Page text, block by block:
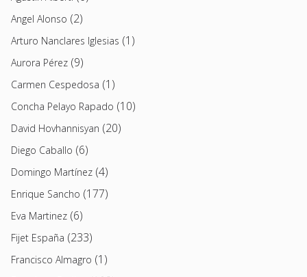
Angel Alonso (2)
Arturo Nanclares Iglesias (1)
Aurora Pérez (9)
Carmen Cespedosa (1)
Concha Pelayo Rapado (10)
David Hovhannisyan (20)
Diego Caballo (6)
Domingo Martínez (4)
Enrique Sancho (177)
Eva Martinez (6)
Fijet España (233)
Francisco Almagro (1)